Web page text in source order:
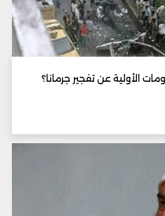
الأولية عن تفجير جرمانا؟